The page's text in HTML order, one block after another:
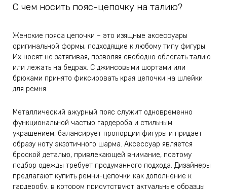
С чем носить пояс-цепочку на талию?
Женские пояса цепочки – это изящные аксессуары
оригинальной формы, подходящие к любому типу фигуры.
Их носят не затягивая, позволяя свободно облегать талию
или лежать на бедрах. С джинсовыми шортами или
брюками принято фиксировать края цепочки на шлейки
для ремня.
Металлический ажурный пояс служит одновременно
функциональной частью гардероба и стильным
украшением, балансирует пропорции фигуры и придает
образу ноту экзотичного шарма. Аксессуар является
броской деталью, привлекающей внимание, поэтому
подбор одежды требует продуманного подхода. Дизайнеры
предлагают купить ремни-цепочки как дополнение к
гардеробу, в котором присутствуют актуальные образцы